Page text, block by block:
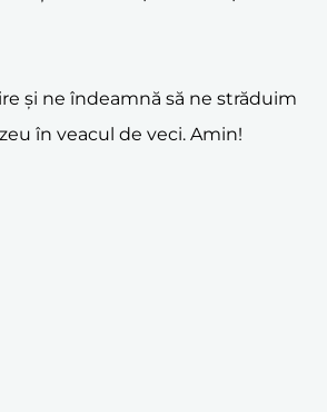
și ne îndeamnă să ne străduim
în veacul de veci. Amin!